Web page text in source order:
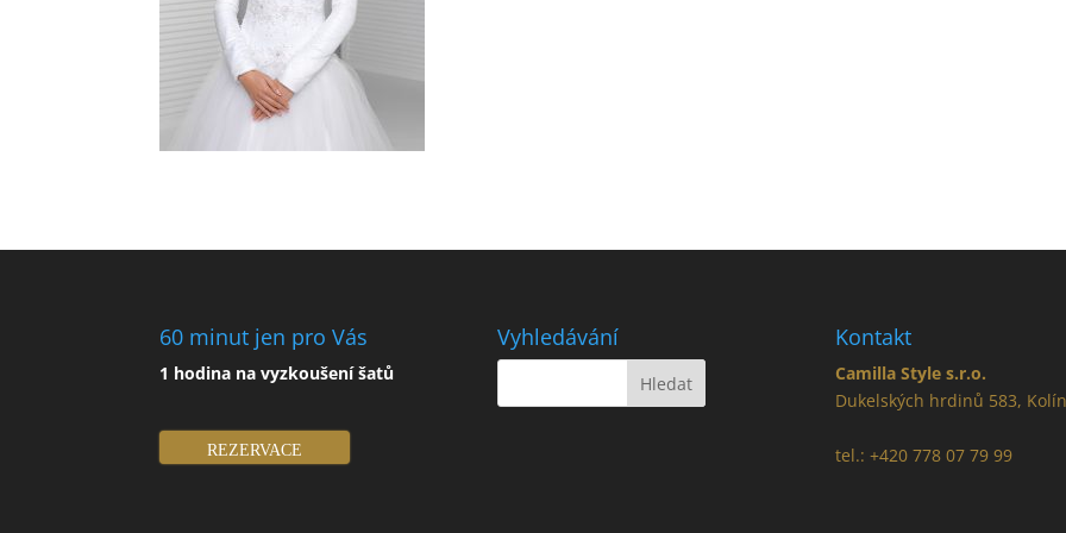
60 minut jen pro Vás
1 hodina na vyzkoušení šatů
REZERVACE
Vyhledávání Kontakt
Camilla Style s.r.o.
Dukelských hrdinů 583, Kolín
tel.: +420 778 07 79 99